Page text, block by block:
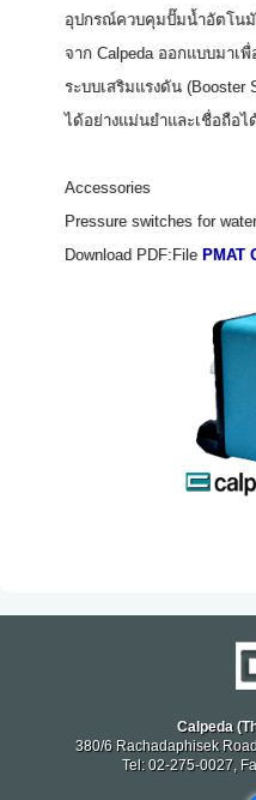
อุปกรณ์ควบคุมปั๊มน้ำอัตโนมั
จาก Calpeda ออกแบบมาเ
ระบบเสริมแรงดัน
ได้อย่างแม่นยำและเชื่อถือไ
Accessories
Pressure switches for
Download PDF:File PMAT
Calpeda
380/6 Rachadaphisek
Tel: 02-275-0027,